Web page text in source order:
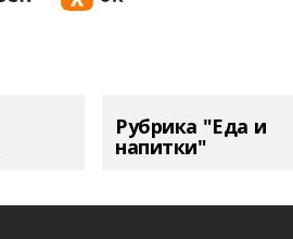
Рубрика "Еда и
напитки"